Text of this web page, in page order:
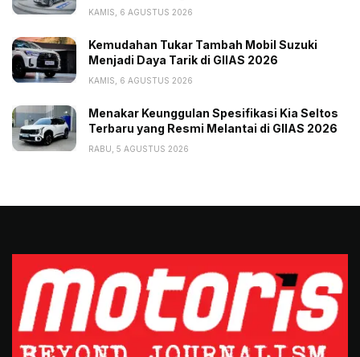
KAMIS, 6 AGUSTUS 2026
Kemudahan Tukar Tambah Mobil Suzuki
Menjadi Daya Tarik di GIIAS 2026
KAMIS, 6 AGUSTUS 2026
Menakar Keunggulan Spesifikasi Kia Seltos
Terbaru yang Resmi Melantai di GIIAS 2026
RABU, 5 AGUSTUS 2026